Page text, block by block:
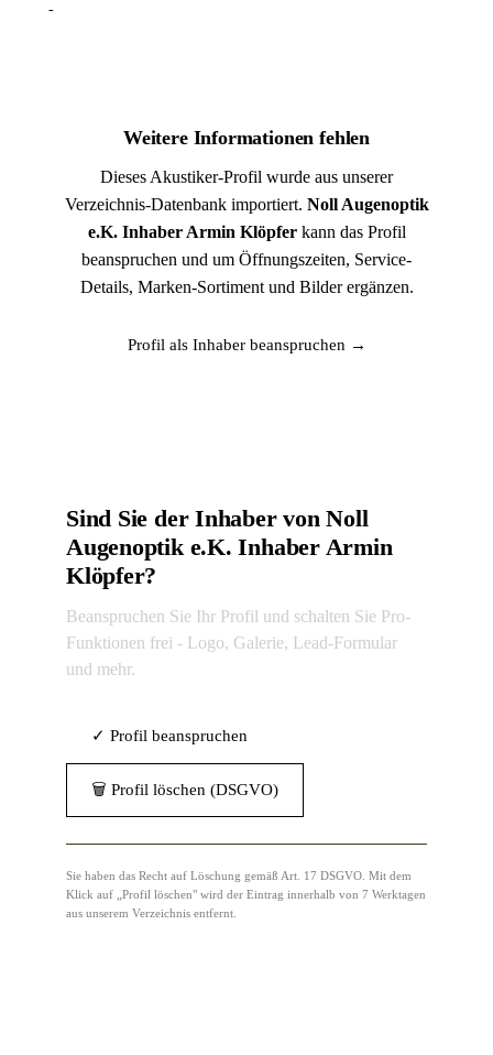
-
Weitere Informationen fehlen
Dieses Akustiker-Profil wurde aus unserer
Verzeichnis-Datenbank importiert. Noll Augenoptik
e.K. Inhaber Armin Klöpferkann das Profil
beanspruchen und um Öffnungszeiten, Service-
Details, Marken-Sortiment und Bilder ergänzen.
Profil als Inhaber beanspruchen →
Sind Sie der Inhaber von Noll
Augenoptik e.K. Inhaber Armin
Klöpfer?
Beanspruchen Sie Ihr Profil und schalten Sie Pro-
Funktionen frei - Logo, Galerie, Lead-Formular
und mehr.
✓ Profil beanspruchen
🗑 Profil löschen (DSGVO)
Sie haben das Recht auf Löschung gemäß Art. 17 DSGVO. Mit dem
Klick auf „Profil löschen" wird der Eintrag innerhalb von 7 Werktagen
aus unserem Verzeichnis entfernt.